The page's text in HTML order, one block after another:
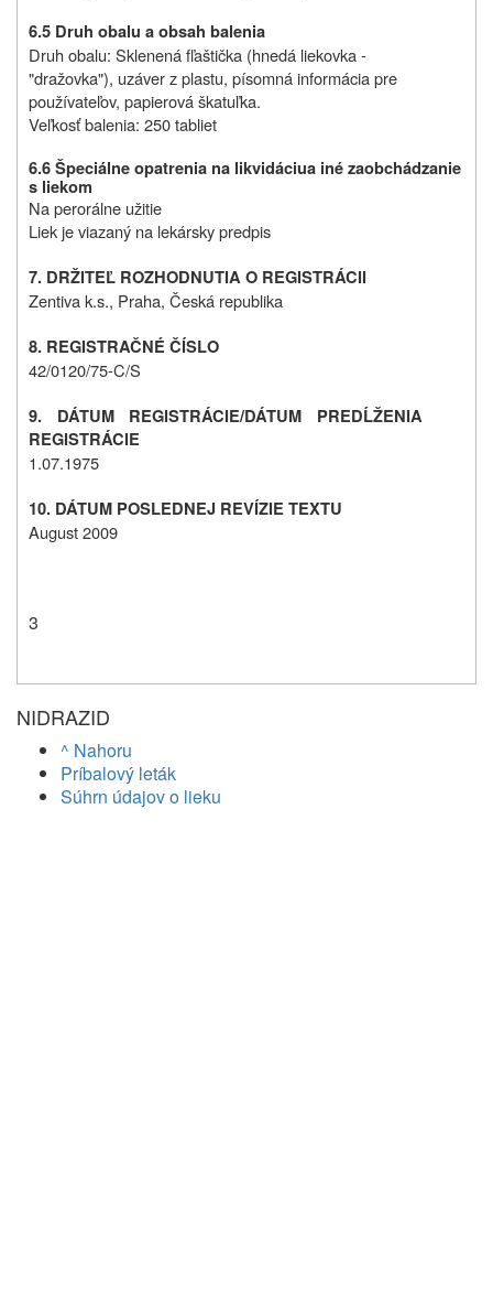
6.5 Druh obalu a obsah balenia
Druh obalu: Sklenená fľaštička (hnedá liekovka -
"dražovka"), uzáver z plastu, písomná informácia pre
používateľov, papierová škatuľka.
Veľkosť balenia: 250 tabliet
6.6Špeciálne opatrenia na likvidáciua iné zaobchádzanie
s liekom
Na perorálne užitie
Liek je viazaný na lekársky predpis
7. DRŽITEĽ ROZHODNUTIA O REGISTRÁCII
Zentiva k.s., Praha, Česká republika
8. REGISTRAČNÉ ČÍSLO
42/0120/75-C/S
9. DÁTUM REGISTRÁCIE/DÁTUM PREDĹŽENIA
REGISTRÁCIE
1.07.1975
10. DÁTUM POSLEDNEJ REVÍZIE TEXTU
August 2009
3
NIDRAZID
^ Nahoru
Príbalový leták
Súhrn údajov o lieku